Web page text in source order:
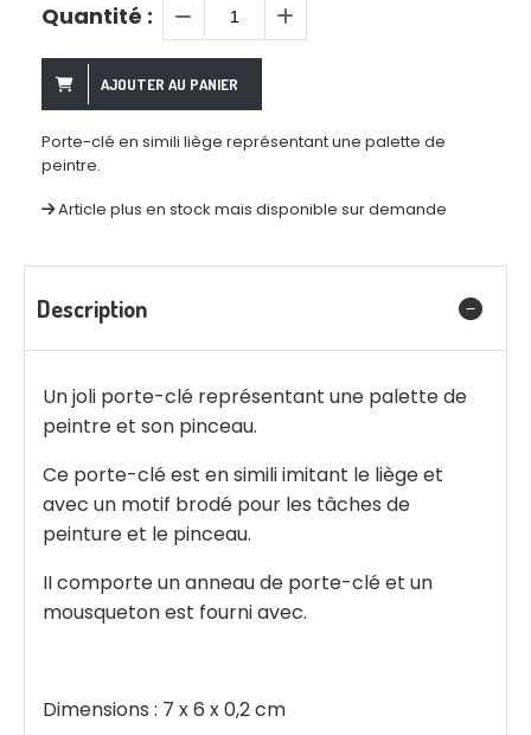
Quantité :
AJOUTER AU PANIER
Porte-clé en simili liège représentant une palette de
peintre.
Article plus en stock mais disponible sur demande
Description
Un joli porte-clé représentant une palette de
peintre et son pinceau.
Ce porte-clé est en simili imitant le liège et
avec un motif brodé pour les tâches de
peinture et le pinceau.
II comporte un anneau de porte-clé et un
mousqueton est fourni avec.
Dimensions : 7 x 6 x 0,2 cm